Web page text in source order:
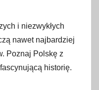
i niezwykłych
nawet najbardziej
Poznaj Polskę z
historię.